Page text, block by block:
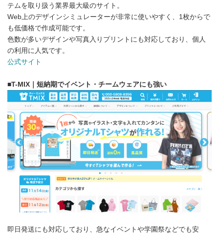
テムを取り扱う業界最大級のサイト。
Web上のデザインシミュレーターが非常に使いやすく、1枚からで
も低価格で作成可能です。
色数が多いデザインや写真入りプリントにも対応しており、個人
の利用に人気です。
公式サイト
■T-MIX｜短納期でイベント・チームウェアにも強い
即日発送にも対応しており、急なイベントや学園祭などでも安